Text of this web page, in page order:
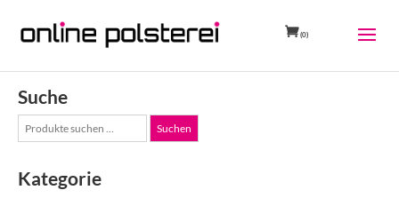
(0)
Suche
Suche
nach:
Suchen
Kategorie